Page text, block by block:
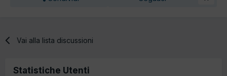
Vai alla lista discussioni
Statistiche Utenti